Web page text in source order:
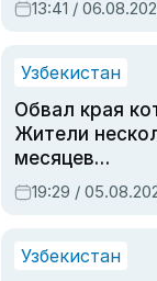
13:41 /
Узбекистан
Обвал края
Жители
месяцев
опасности, но
19:29 /
Узбекистан